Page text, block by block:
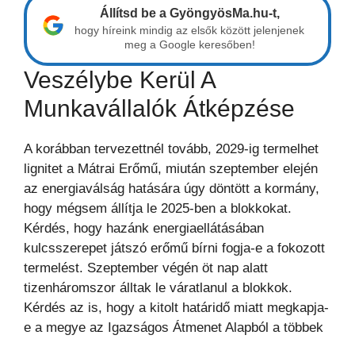
Állítsd be a GyöngyösMa.hu-t,
hogy híreink mindig az elsők között jelenjenek
meg a Google keresőben!
Veszélybe Kerül A
Munkavállalók Átképzése
A korábban tervezettnél tovább, 2029-ig termelhet
lignitet a Mátrai Erőmű, miután szeptember elején
az energiaválság hatására úgy döntött a kormány,
hogy mégsem állítja le 2025-ben a blokkokat.
Kérdés, hogy hazánk energiaellátásában
kulcsszerepet játszó erőmű bírni fogja-e a fokozott
termelést. Szeptember végén öt nap alatt
tizenháromszor álltak le váratlanul a blokkok.
Kérdés az is, hogy a kitolt határidő miatt megkapja-
e a megye az Igazságos Átmenet Alapból a többek